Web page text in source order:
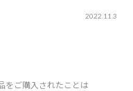
2022.11.3
をご購入されたことは